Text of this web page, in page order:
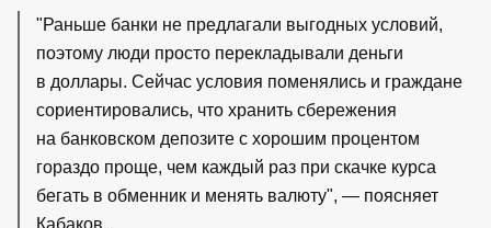
"Раньше банки не предлагали выгодных условий,
поэтому люди просто перекладывали деньги
в доллары. Сейчас условия поменялись и граждане
сориентировались, что хранить сбережения
на банковском депозите с хорошим процентом
гораздо проще, чем каждый раз при скачке курса
бегать в обменник и менять валюту", — поясняет
Кабаков.